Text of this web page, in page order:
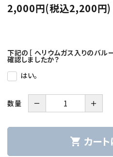
2,000円(税込2,200円)
下記の［ ヘリウムガス入りのバル
確認しましたか？
はい。
数量 － ＋
shopping_cart カー